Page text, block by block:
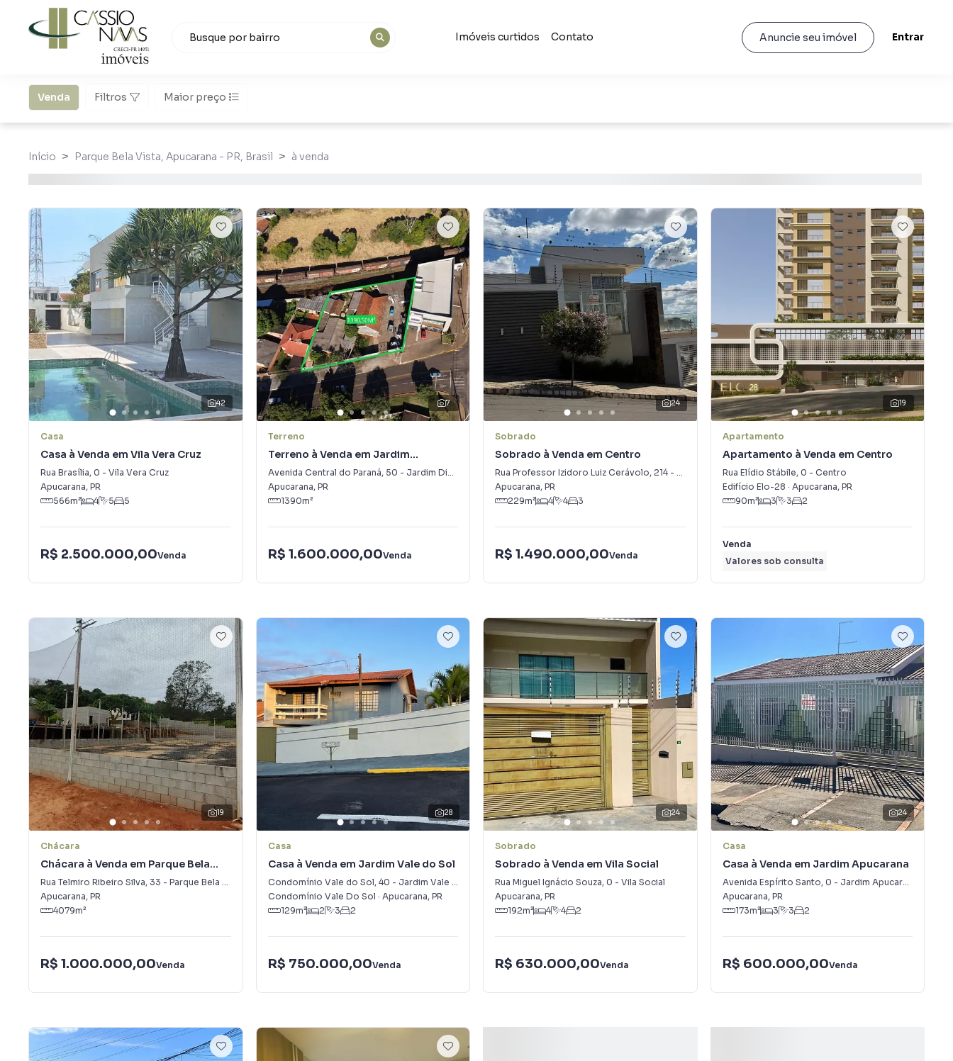
Imóveis curtidos Contato Anuncie seu imóvel Entrar
Venda Filtros Maior preço
Início Parque Bela Vista, Apucarana - PR, Brasil à venda
42
Casa
Casa à Venda em Vila Vera Cruz
Rua Brasília, 0 - Vila Vera Cruz
Apucarana, PR
566m² 4 5 5
R$ 2.500.000,00Venda
7
Terreno
Terreno à Venda em Jardim
Diamantina
Avenida Central do Paraná, 50 - Jardim Diamantina
Apucarana, PR
1390m²
R$ 1.600.000,00Venda
24
Sobrado
Sobrado à Venda em Centro
Rua Professor Izidoro Luiz Cerávolo, 214- Centro
Apucarana, PR
229m² 4 4 3
R$ 1.490.000,00Venda
19
Apartamento
Apartamento à Venda em Centro
Rua Elídio Stábile, 0 - Centro
Edifício Elo-28 · Apucarana, PR
90m² 3 3 2
Venda
Valores sob consulta
19
Chácara
Chácara à Venda em Parque Bela
Vista
Rua Telmiro Ribeiro Silva, 33 - Parque Bela Vista
Apucarana, PR
4079m²
R$ 1.000.000,00Venda
28
Casa
Casa à Venda em Jardim Vale do Sol
Condomínio Vale do Sol, 40 - Jardim Vale do Sol
Condomínio Vale Do Sol · Apucarana, PR
129m² 2 3 2
R$ 750.000,00Venda
24
Sobrado
Sobrado à Venda em Vila Social
Rua Miguel Ignácio Souza, 0 - Vila Social
Apucarana, PR
192m² 4 4 2
R$ 630.000,00Venda
24
Casa
Casa à Venda em Jardim Apucarana
Avenida Espírito Santo, 0 - Jardim Apucarana
Apucarana, PR
173m² 3 3 2
R$ 600.000,00Venda